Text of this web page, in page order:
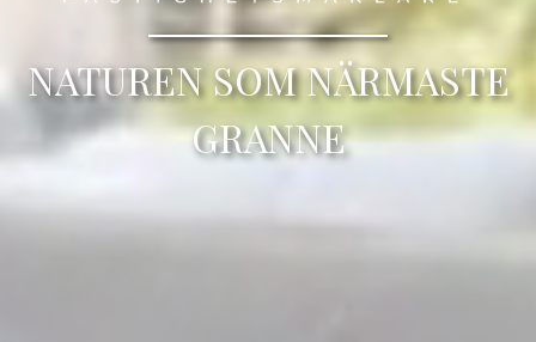
NATUREN SOM NÄRMASTE
GRANNE